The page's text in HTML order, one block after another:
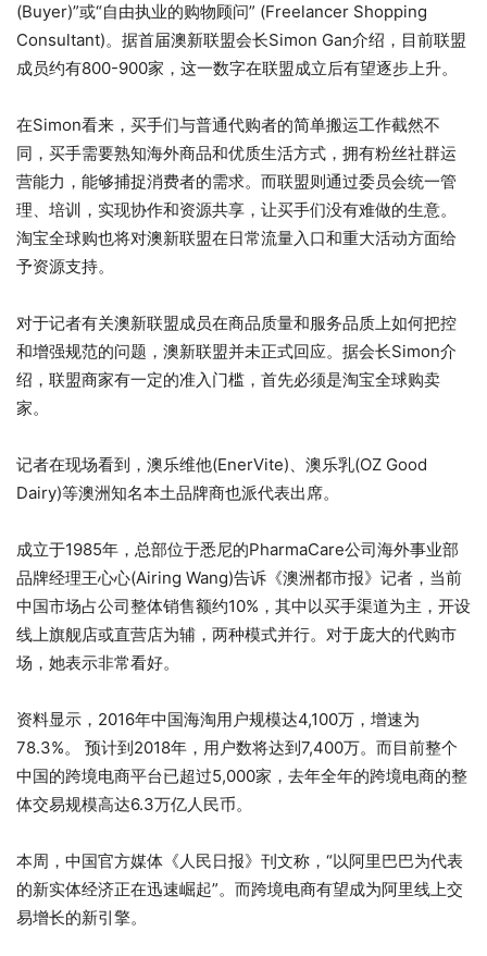
(Buyer)”或“自由执业的购物顾问” (Freelancer Shopping
Consultant)。据首届澳新联盟会长Simon Gan介绍，目前联盟
成员约有800-900家，这一数字在联盟成立后有望逐步上升。
在Simon看来，买手们与普通代购者的简单搬运工作截然不
同，买手需要熟知海外商品和优质生活方式，拥有粉丝社群运
营能力，能够捕捉消费者的需求。而联盟则通过委员会统一管
理、培训，实现协作和资源共享，让买手们没有难做的生意。
淘宝全球购也将对澳新联盟在日常流量入口和重大活动方面给
予资源支持。
对于记者有关澳新联盟成员在商品质量和服务品质上如何把控
和增强规范的问题，澳新联盟并未正式回应。据会长Simon介
绍，联盟商家有一定的准入门槛，首先必须是淘宝全球购卖
家。
记者在现场看到，澳乐维他(EnerVite)、澳乐乳(OZ Good
Dairy)等澳洲知名本土品牌商也派代表出席。
成立于1985年，总部位于悉尼的PharmaCare公司海外事业部
品牌经理王心心(Airing Wang)告诉《澳洲都市报》记者，当前
中国市场占公司整体销售额约10%，其中以买手渠道为主，开设
线上旗舰店或直营店为辅，两种模式并行。对于庞大的代购市
场，她表示非常看好。
资料显示，2016年中国海淘用户规模达4,100万，增速为
78.3%。 预计到2018年，用户数将达到7,400万。而目前整个
中国的跨境电商平台已超过5,000家，去年全年的跨境电商的整
体交易规模高达6.3万亿人民币。
本周，中国官方媒体《人民日报》刊文称，“以阿里巴巴为代表
的新实体经济正在迅速崛起”。而跨境电商有望成为阿里线上交
易增长的新引擎。